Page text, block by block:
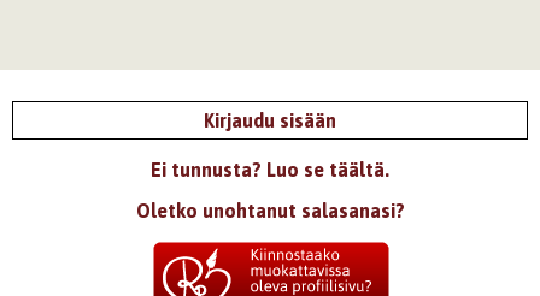
Kirjaudu sisään
Ei tunnusta? Luo se täältä.
Oletko unohtanut salasanasi?